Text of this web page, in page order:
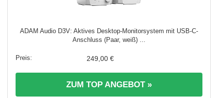
ADAM Audio D3V: Aktives Desktop-Monitorsystem mit USB-C-
Anschluss (Paar, weiß) ...
249,00 €
ZUM TOP ANGEBOT »